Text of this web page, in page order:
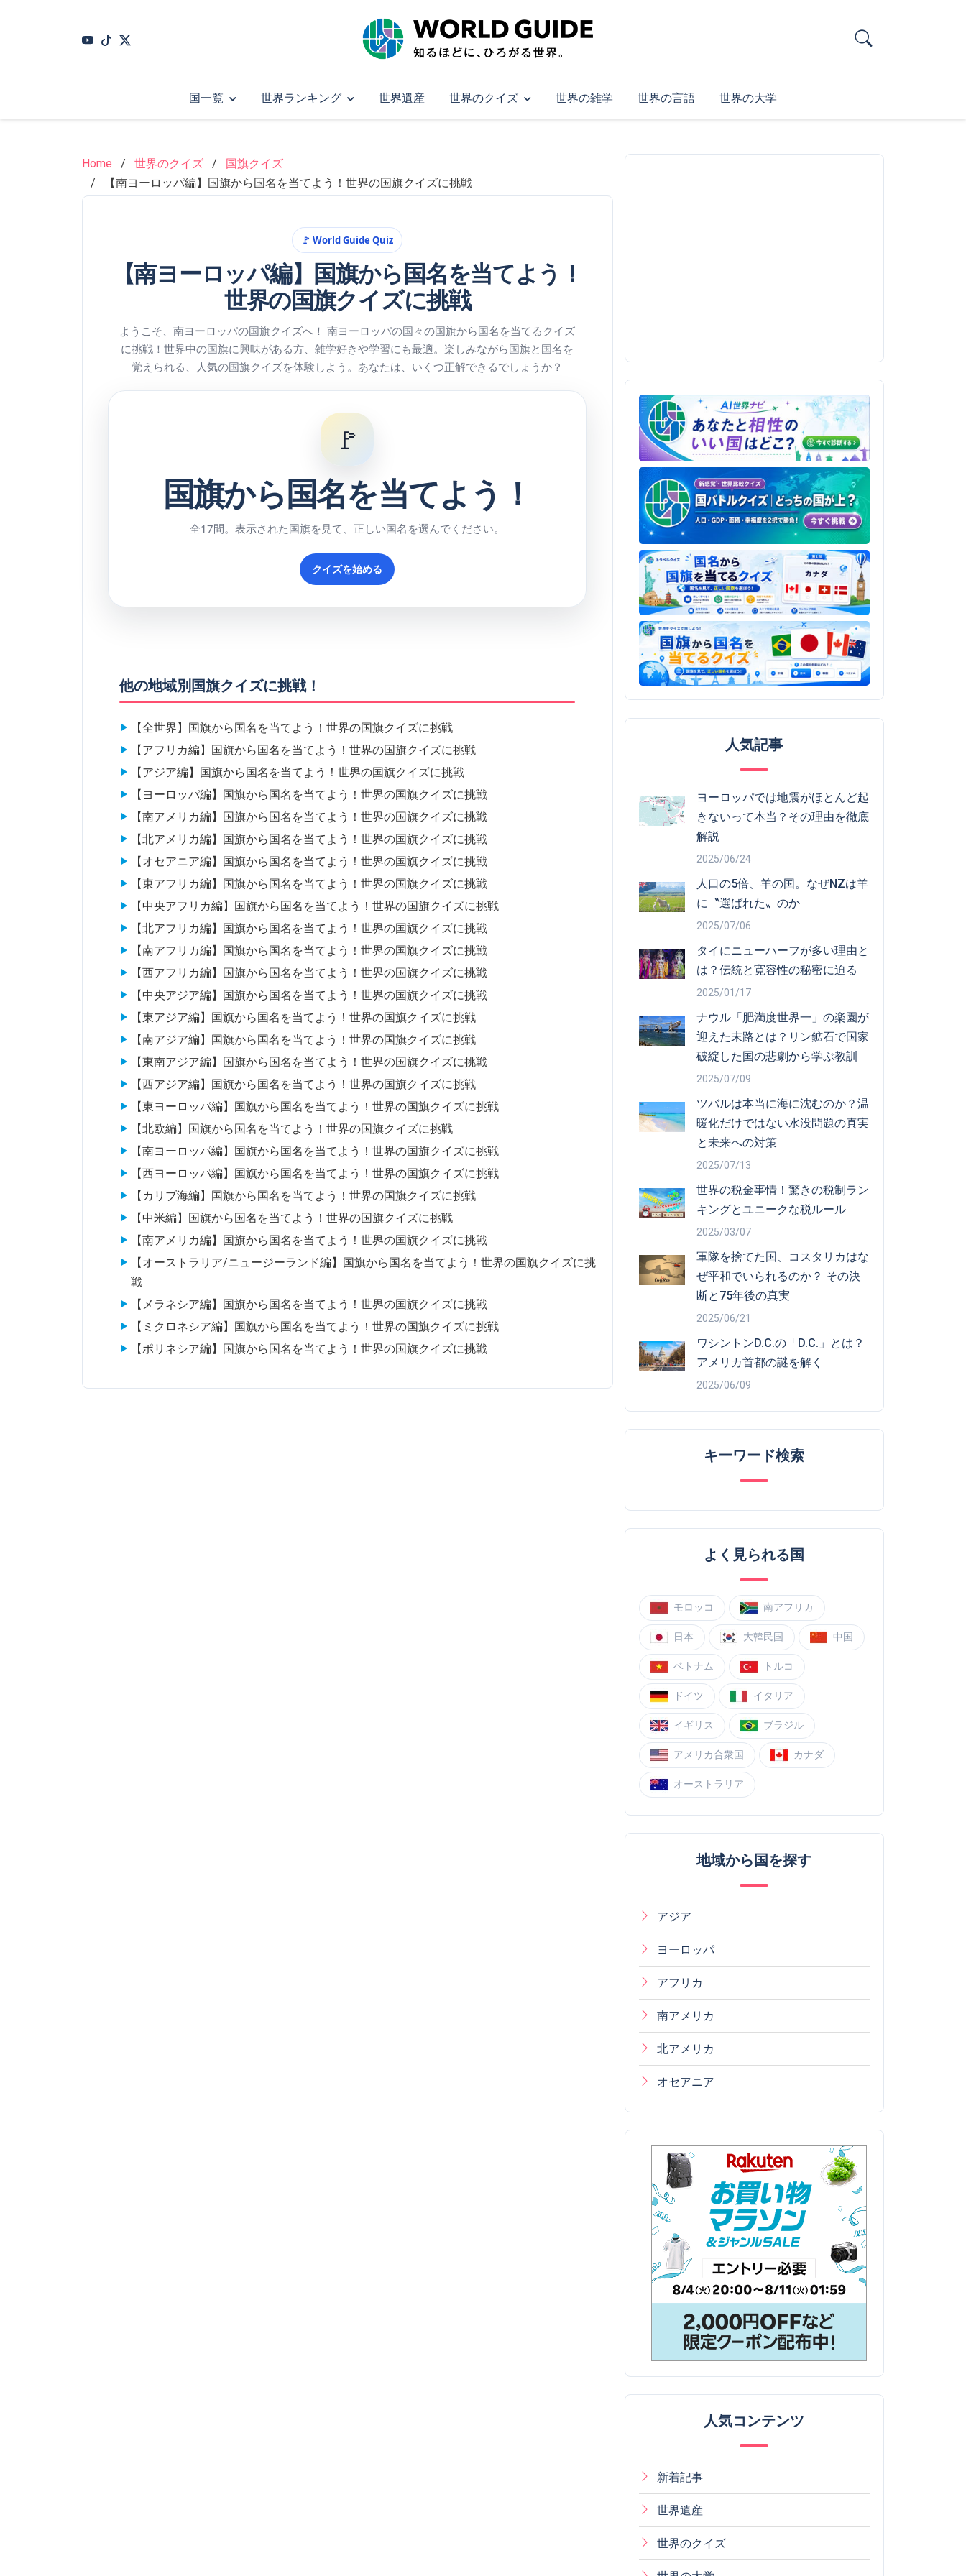
国一覧 世界ランキング 世界遺産 世界のクイズ 世界の雑学 世界の言語 世界の大学
Home 世界のクイズ
国旗クイズ
【南ヨーロッパ編】国旗から国名を当てよう！世界の国旗クイズに挑戦
🚩 World Guide Quiz
【南ヨーロッパ編】国旗から国名を当てよう！
世界の国旗クイズに挑戦
ようこそ、南ヨーロッパの国旗クイズへ！ 南ヨーロッパの国々の国旗から国名を当てるクイズ
に挑戦！世界中の国旗に興味がある方、雑学好きや学習にも最適。楽しみながら国旗と国名を
覚えられる、人気の国旗クイズを体験しよう。あなたは、いくつ正解できるでしょうか？
🚩
国旗から国名を当てよう！
全17問。表示された国旗を見て、正しい国名を選んでください。
クイズを始める
他の地域別国旗クイズに挑戦！
【全世界】国旗から国名を当てよう！世界の国旗クイズに挑戦
【アフリカ編】国旗から国名を当てよう！世界の国旗クイズに挑戦
【アジア編】国旗から国名を当てよう！世界の国旗クイズに挑戦
【ヨーロッパ編】国旗から国名を当てよう！世界の国旗クイズに挑戦
【南アメリカ編】国旗から国名を当てよう！世界の国旗クイズに挑戦
【北アメリカ編】国旗から国名を当てよう！世界の国旗クイズに挑戦
【オセアニア編】国旗から国名を当てよう！世界の国旗クイズに挑戦
【東アフリカ編】国旗から国名を当てよう！世界の国旗クイズに挑戦
【中央アフリカ編】国旗から国名を当てよう！世界の国旗クイズに挑戦
【北アフリカ編】国旗から国名を当てよう！世界の国旗クイズに挑戦
【南アフリカ編】国旗から国名を当てよう！世界の国旗クイズに挑戦
【西アフリカ編】国旗から国名を当てよう！世界の国旗クイズに挑戦
【中央アジア編】国旗から国名を当てよう！世界の国旗クイズに挑戦
【東アジア編】国旗から国名を当てよう！世界の国旗クイズに挑戦
【南アジア編】国旗から国名を当てよう！世界の国旗クイズに挑戦
【東南アジア編】国旗から国名を当てよう！世界の国旗クイズに挑戦
【西アジア編】国旗から国名を当てよう！世界の国旗クイズに挑戦
【東ヨーロッパ編】国旗から国名を当てよう！世界の国旗クイズに挑戦
【北欧編】国旗から国名を当てよう！世界の国旗クイズに挑戦
【南ヨーロッパ編】国旗から国名を当てよう！世界の国旗クイズに挑戦
【西ヨーロッパ編】国旗から国名を当てよう！世界の国旗クイズに挑戦
【カリブ海編】国旗から国名を当てよう！世界の国旗クイズに挑戦
【中米編】国旗から国名を当てよう！世界の国旗クイズに挑戦
【南アメリカ編】国旗から国名を当てよう！世界の国旗クイズに挑戦
【オーストラリア/ニュージーランド編】国旗から国名を当てよう！世界の国旗クイズに挑
戦
【メラネシア編】国旗から国名を当てよう！世界の国旗クイズに挑戦
【ミクロネシア編】国旗から国名を当てよう！世界の国旗クイズに挑戦
【ポリネシア編】国旗から国名を当てよう！世界の国旗クイズに挑戦
人気記事
ヨーロッパでは地震がほとんど起
きないって本当？その理由を徹底
解説
2025/06/24
人口の5倍、羊の国。なぜNZは羊
に〝選ばれた〟のか
2025/07/06
タイにニューハーフが多い理由と
は？伝統と寛容性の秘密に迫る
2025/01/17
ナウル「肥満度世界一」の楽園が
迎えた末路とは？リン鉱石で国家
破綻した国の悲劇から学ぶ教訓
2025/07/09
ツバルは本当に海に沈むのか？温
暖化だけではない水没問題の真実
と未来への対策
2025/07/13
世界の税金事情！驚きの税制ラン
キングとユニークな税ルール
2025/03/07
軍隊を捨てた国、コスタリカはな
ぜ平和でいられるのか？ その決
断と75年後の真実
2025/06/21
ワシントンD.C.の「D.C.」とは？
アメリカ首都の謎を解く
2025/06/09
キーワード検索
よく見られる国
モロッコ 南アフリカ
日本 大韓民国 中国
ベトナム トルコ
ドイツ イタリア
イギリス ブラジル
アメリカ合衆国 カナダ
オーストラリア
地域から国を探す
アジア
ヨーロッパ
アフリカ
南アメリカ
北アメリカ
オセアニア
人気コンテンツ
新着記事
世界遺産
世界のクイズ